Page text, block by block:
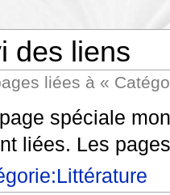
des liens
liées à «
spéciale
liées. Les